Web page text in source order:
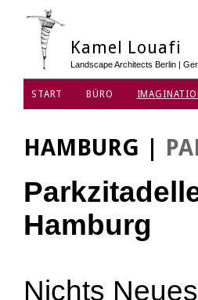
Kamel Louafi
Landscape Architects Berlin |
START BÜRO
HAMBURG
Hamburg
Nichts